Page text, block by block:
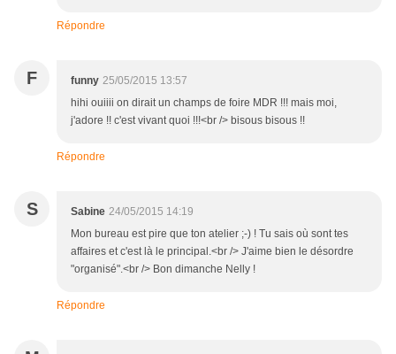
Répondre
F funny 25/05/2015 13:57
hihi ouiiii on dirait un champs de foire MDR !!! mais moi,
j'adore !! c'est vivant quoi !!!<br /> bisous bisous !!
Répondre
S Sabine 24/05/2015 14:19
Mon bureau est pire que ton atelier ;-) ! Tu sais où sont tes
affaires et c'est là le principal.<br /> J'aime bien le désordre
"organisé".<br /> Bon dimanche Nelly !
Répondre